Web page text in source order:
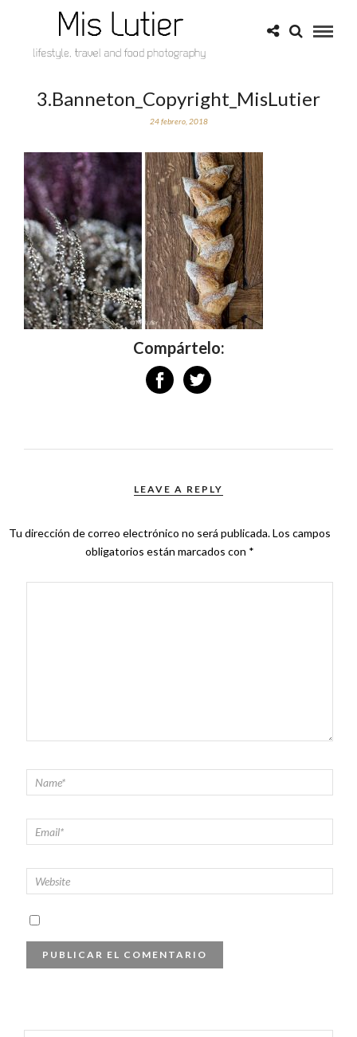
3.Banneton_Copyright_MisLutier
24 febrero, 2018
Compártelo:
LEAVE A REPLY
Tu dirección de correo electrónico no será publicada.Los campos
obligatorios están marcados con *